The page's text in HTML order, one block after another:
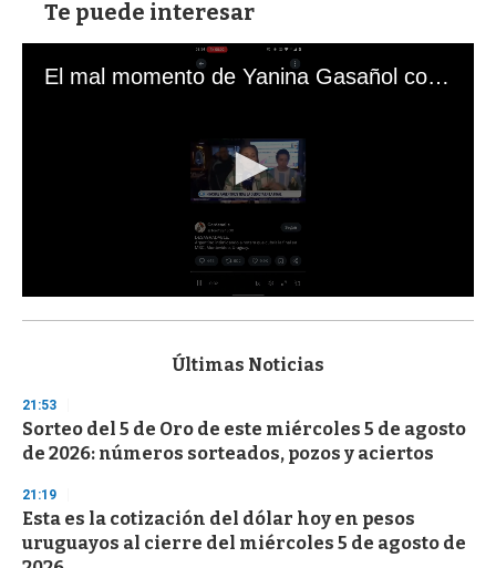
Te puede interesar
El mal momento de Yanina Gasañol con un hincha argentino en "Subrayado"
s
d
s
o
f
3
s
c
Últimas Noticias
21:53
Sorteo del 5 de Oro de este miércoles 5 de agosto
de 2026: números sorteados, pozos y aciertos
21:19
Esta es la cotización del dólar hoy en pesos
uruguayos al cierre del miércoles 5 de agosto de